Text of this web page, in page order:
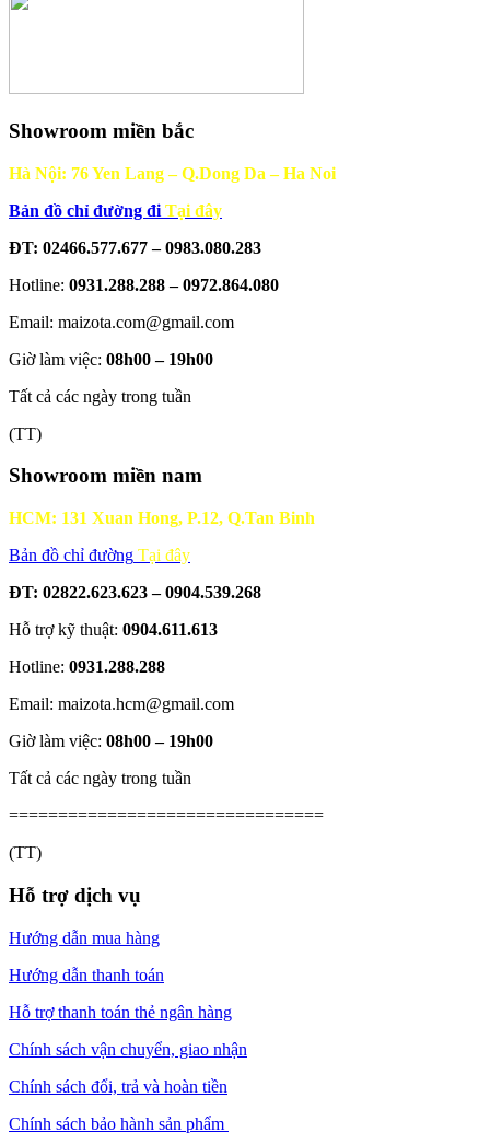
Showroom miền bắc
Hà Nội: 76 Yen Lang – Q.Dong Da – Ha Noi
Bản đồ chỉ đường đi Tại đây
ĐT: 02466.577.677 – 0983.080.283
Hotline: 0931.288.288 – 0972.864.080
Email: maizota.com@gmail.com
Giờ làm việc: 08h00 – 19h00
Tất cả các ngày trong tuần
(TT)
Showroom miền nam
HCM: 131 Xuan Hong, P.12, Q.Tan Binh
Bản đồ chỉ đường Tại đây
ĐT: 02822.623.623 – 0904.539.268
Hỗ trợ kỹ thuật: 0904.611.613
Hotline: 0931.288.288
Email: maizota.hcm@gmail.com
Giờ làm việc: 08h00 – 19h00
Tất cả các ngày trong tuần
================================
(TT)
Hỗ trợ dịch vụ
Hướng dẫn mua hàng
Hướng dẫn thanh toán
Hỗ trợ thanh toán thẻ ngân hàng
Chính sách vận chuyển, giao nhận
Chính sách đổi, trả và hoàn tiền
Chính sách bảo hành sản phẩm